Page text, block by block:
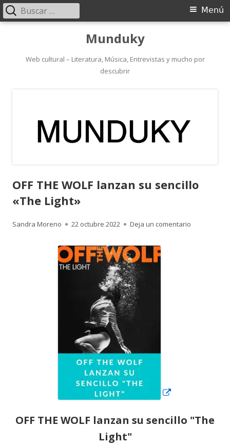
contenido
Munduky
Web cultural – Literatura, Música, Entrevistas y mucho por
descubrir
Menú
Menú
Buscar:
OFF THE WOLF lanzan su sencillo
«The Light»
Autor
Sandra Moreno
Publicado
22 octubre 2022 Deja un comentario
OFF THE WOLF lanzan su sencillo "The
Light"